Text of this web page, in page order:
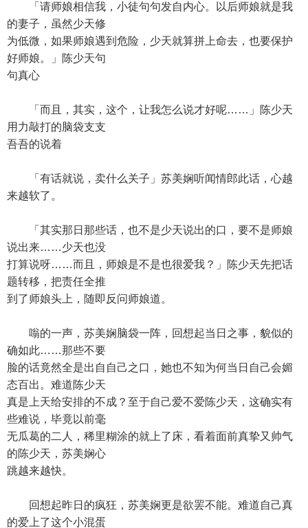
「请师娘相信我，小徒句句发自内心。以后师娘就是我
的妻子，虽然少天修
为低微，如果师娘遇到危险，少天就算拼上命去，也要保护
好师娘。」陈少天句
句真心
「而且，其实，这个，让我怎么说才好呢……」陈少天
用力敲打的脑袋支支
吾吾的说着
「有话就说，卖什么关子」苏美娴听闻情郎此话，心越
来越软了。
「其实那日那些话，也不是少天说出的口，要不是师娘
说出来……少天也没
打算说呀……而且，师娘是不是也很爱我？」陈少天先把话
题转移，把责任全推
到了师娘头上，随即反问师娘道。
嗡的一声，苏美娴脑袋一阵，回想起当日之事，貌似的
确如此……那些不要
脸的话竟然全是出自自己之口，她也不知为何当日自己会媚
态百出。难道陈少天
真是上天给安排的不成？至于自己爱不爱陈少天，这确实有
些难说，毕竟以前毫
无瓜葛的二人，稀里糊涂的就上了床，看着面前真挚又帅气
的陈少天，苏美娴心
跳越来越快。
回想起昨日的疯狂，苏美娴更是欲罢不能。难道自己真
的爱上了这个小混蛋